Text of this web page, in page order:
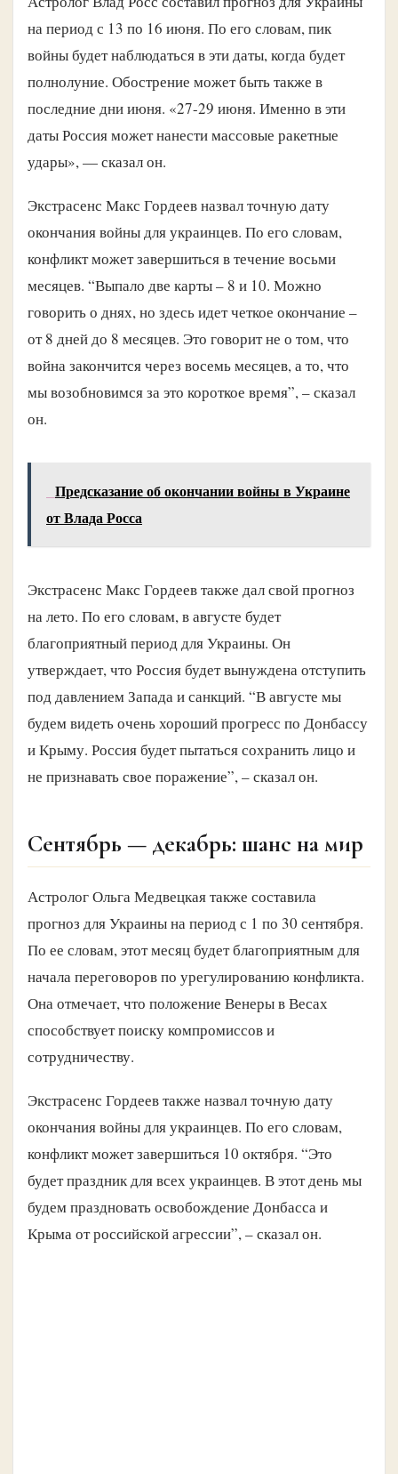
на период с 13 по 16 июня. По его словам, пик
войны будет наблюдаться в эти даты, когда будет
полнолуние. Обострение может быть также в
последние дни июня. «27-29 июня. Именно в эти
даты Россия может нанести массовые ракетные
удары», — сказал он.
Экстрасенс Макс Гордеев назвал точную дату
окончания войны для украинцев. По его словам,
конфликт может завершиться в течение восьми
месяцев. “Выпало две карты – 8 и 10. Можно
говорить о днях, но здесь идет четкое окончание –
от 8 дней до 8 месяцев. Это говорит не о том, что
война закончится через восемь месяцев, а то, что
мы возобновимся за это короткое время”, – сказал
он.
Предсказание об окончании войны в Украине
от Влада Росса
Экстрасенс Макс Гордеев также дал свой прогноз
на лето. По его словам, в августе будет
благоприятный период для Украины. Он
утверждает, что Россия будет вынуждена отступить
под давлением Запада и санкций. “В августе мы
будем видеть очень хороший прогресс по Донбассу
и Крыму. Россия будет пытаться сохранить лицо и
не признавать свое поражение”, – сказал он.
Сентябрь — декабрь: шанс на мир
Астролог Ольга Медвецкая также составила
прогноз для Украины на период с 1 по 30 сентября.
По ее словам, этот месяц будет благоприятным для
начала переговоров по урегулированию конфликта.
Она отмечает, что положение Венеры в Весах
способствует поиску компромиссов и
сотрудничеству.
Экстрасенс Гордеев также назвал точную дату
окончания войны для украинцев. По его словам,
конфликт может завершиться 10 октября. “Это
будет праздник для всех украинцев. В этот день мы
будем праздновать освобождение Донбасса и
Крыма от российской агрессии”, – сказал он.